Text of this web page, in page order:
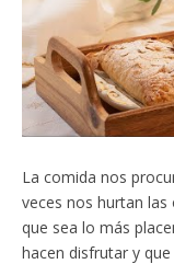
La comida nos
veces nos hurtan las
que sea lo más
hacen disfrutar y